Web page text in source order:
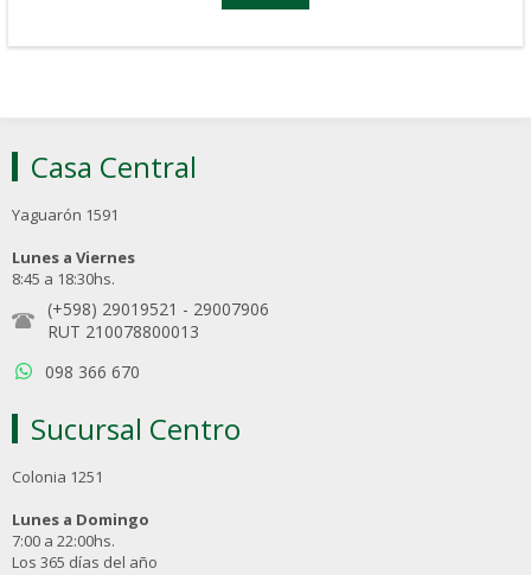
Casa Central
Yaguarón 1591
Lunes a Viernes
8:45 a 18:30hs.
(+598) 29019521 - 29007906
RUT 210078800013
098 366 670
Sucursal Centro
Colonia 1251
Lunes a Domingo
7:00 a 22:00hs.
Los 365 días del año